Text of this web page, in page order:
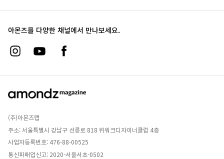
아몬즈를 다양한 채널에서 만나보세요.
(주)아몬즈랩
주소: 서울특별시 강남구 선릉로 818 위워크디자이너클럽 4층
사업자등록번호: 476-88-00525
통신파매업신고: 2020-서울서초-0502